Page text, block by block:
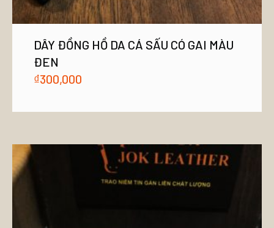
DÂY ĐỒNG HỒ DA CÁ SẤU CÓ GAI MÀU
ĐEN
₫300,000